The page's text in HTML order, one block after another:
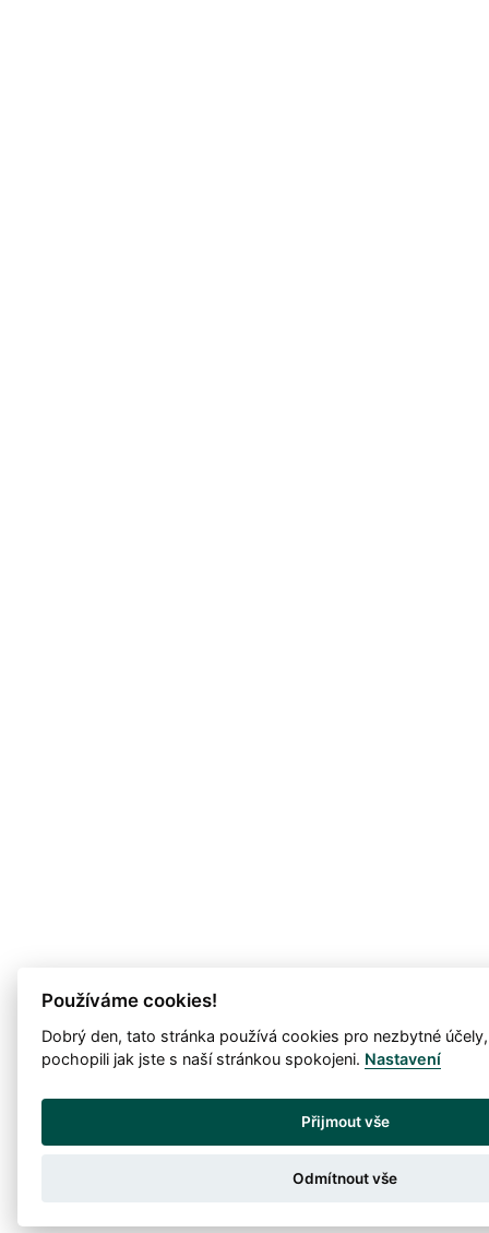
Používáme cookies!
Dobrý den, tato stránka používá cookies pro nezbytné
pochopili jak jste s naší stránkou spokojeni. Nastavení
Přijmout vše
Odmítnout vše